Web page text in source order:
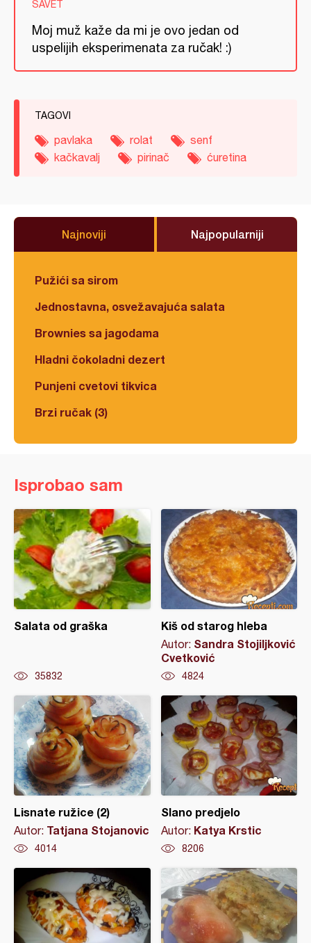
SAVET
Moj muž kaže da mi je ovo jedan od
uspelijih eksperimenata za ručak! :)
TAGOVI
pavlaka rolat
senf
kačkavalj
pirinač ćuretina
Najnoviji Najpopularniji
Pužići sa sirom
Jednostavna, osvežavajuća salata
Brownies sa jagodama
Hladni čokoladni dezert
Punjeni cvetovi tikvica
Brzi ručak (3)
Isprobao sam
Salata od graška
35832
Kiš od starog hleba
Autor: Sandra Stojiljković
Cvetković
4824
Lisnate ružice (2)
Autor: Tatjana Stojanovic
4014
Slano predjelo
Autor: Katya Krstic
8206